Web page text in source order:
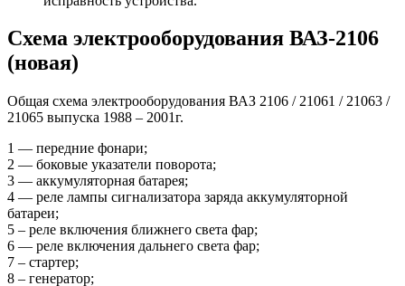
Схема электрооборудования ВАЗ-2106
(новая)
Общая схема электрооборудования ВАЗ 2106 / 21061 / 21063 /
21065 выпуска 1988 – 2001г.
1 — передние фонари;
2 — боковые указатели поворота;
3 — аккумуляторная батарея;
4 — реле лампы сигнализатора заряда аккумуляторной
батареи;
5 – реле включения ближнего света фар;
6 — реле включения дальнего света фар;
7 – стартер;
8 – генератор;